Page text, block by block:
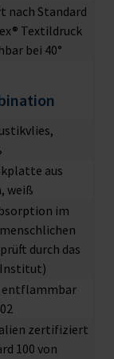
Standard
Textildruck
bei 40°
aus
weiß
im
durch das
entflammbar
zertifiziert
100 von